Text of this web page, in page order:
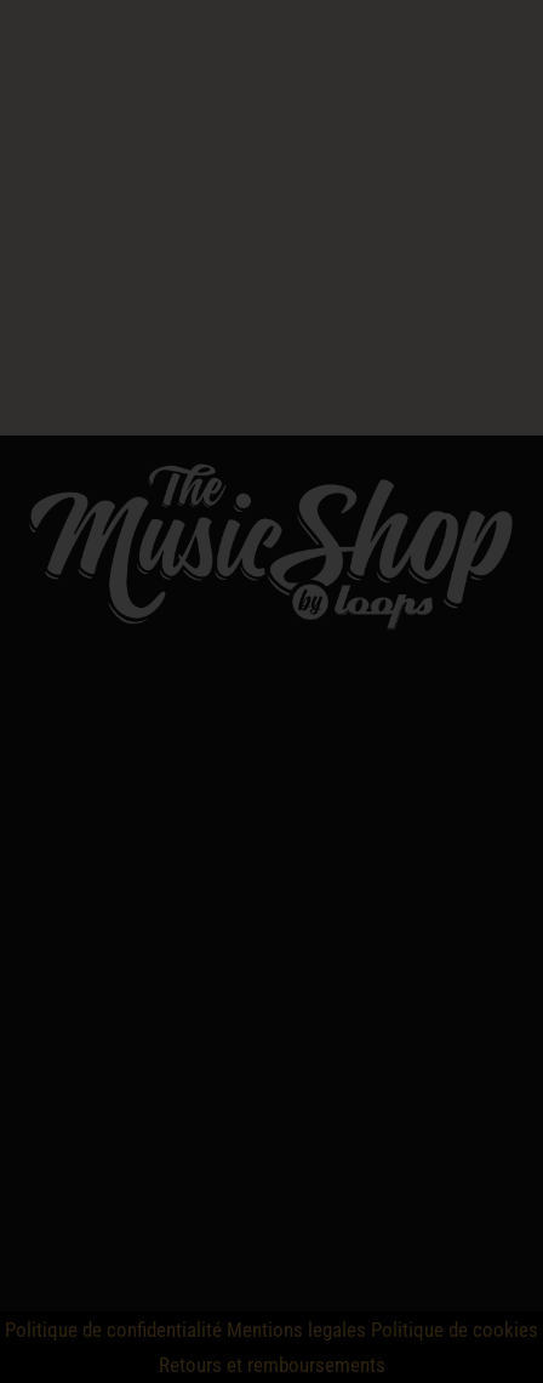
Politique de confidentialité Mentions legales Politique de cookies
Retours et remboursements